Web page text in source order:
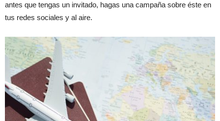
antes que tengas un invitado, hagas una campaña sobre éste en
tus redes sociales y al aire.